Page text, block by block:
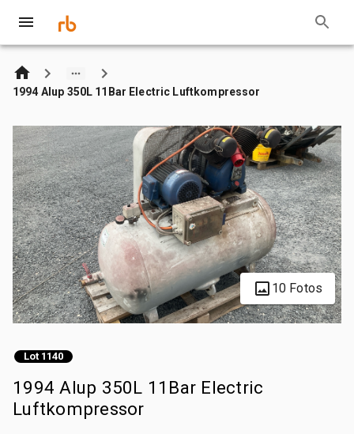
1994 Alup 350L 11Bar Electric Luftkompressor
10 Fotos
Lot 1140
1994 Alup 350L 11Bar Electric
Luftkompressor